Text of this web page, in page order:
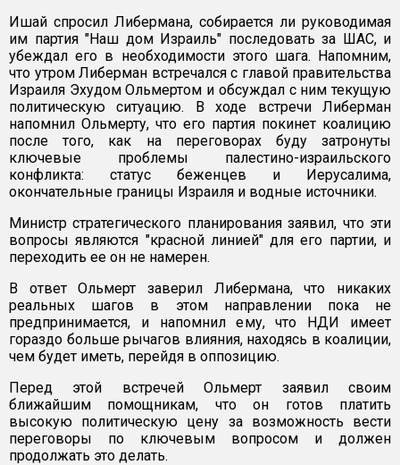
Ишай спросил Либермана, собирается ли руководимая
им партия "Наш дом Израиль" последовать за ШАС, и
убеждал его в необходимости этого шага. Напомним,
что утром Либерман встречался с главой правительства
Израиля Эхудом Ольмертом и обсуждал с ним текущую
политическую ситуацию. В ходе встречи Либерман
напомнил Ольмерту, что его партия покинет коалицию
после того, как на переговорах буду затронуты
ключевые проблемы палестино-израильского
конфликта: статус беженцев и Иерусалима,
окончательные границы Израиля и водные источники.
Министр стратегического планирования заявил, что эти
вопросы являются "красной линией" для его партии, и
переходить ее он не намерен.
В ответ Ольмерт заверил Либермана, что никаких
реальных шагов в этом направлении пока не
предпринимается, и напомнил ему, что НДИ имеет
гораздо больше рычагов влияния, находясь в коалиции,
чем будет иметь, перейдя в оппозицию.
Перед этой встречей Ольмерт заявил своим
ближайшим помощникам, что он готов платить
высокую политическую цену за возможность вести
переговоры по ключевым вопросом и должен
продолжать это делать.